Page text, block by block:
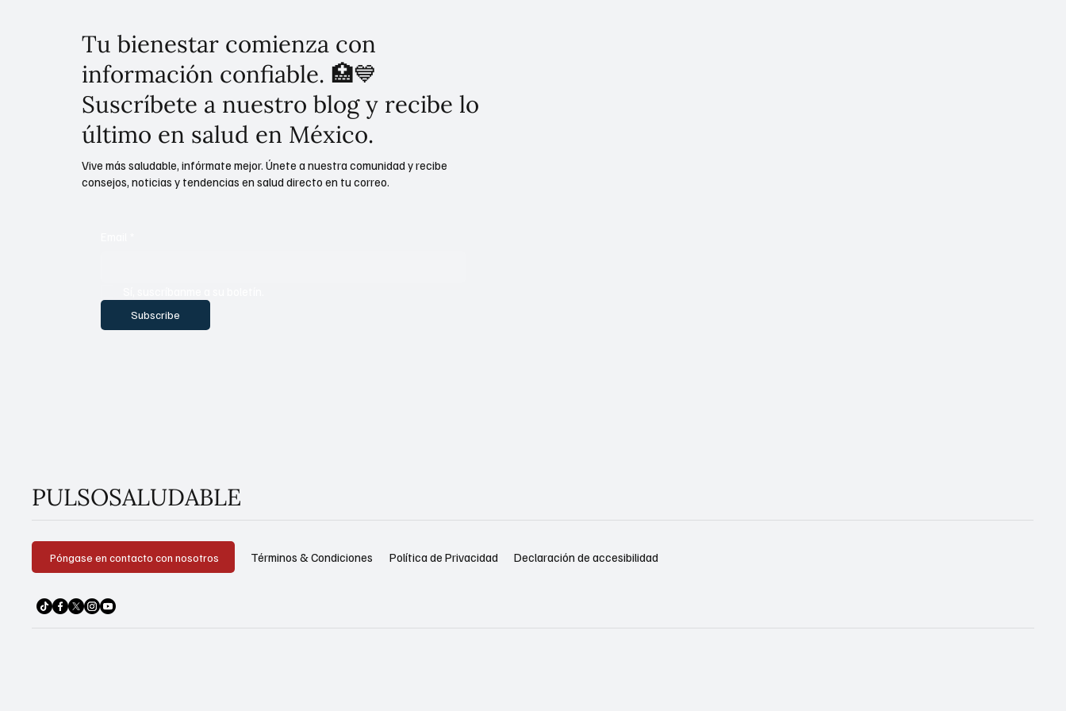
Tu bienestar comienza con
información confiable. 🏥💙
Suscríbete a nuestro blog y recibe lo
último en salud en México.
Subscribe
Vive más saludable, infórmate mejor. Únete a nuestra comunidad y recibe
consejos, noticias y tendencias en salud directo en tu correo.
PULSOSALUDABLE
Póngase en contacto con nosotros Política de Privacidad
Términos & Condiciones Declaración de accesibilidad